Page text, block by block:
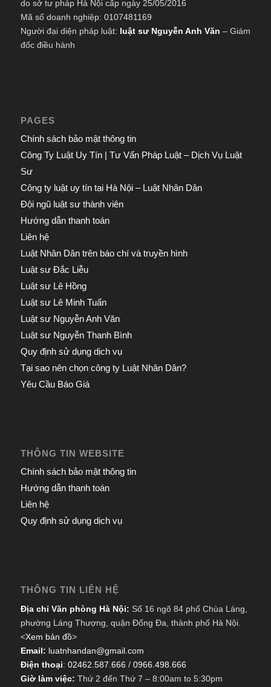
do sở tư pháp Hà Nội cấp ngày 25/05/2016
Mã số doanh nghiệp: 0107481169
Người đại diện pháp luật: luật sư Nguyễn Anh Văn – Giám
đốc điều hành
PAGES
Chính sách bảo mật thông tin
Công Ty Luật Uy Tín | Tư Vấn Pháp Luật – Dịch Vụ Luật
Sư
Công ty luật uy tín tại Hà Nội – Luật Nhân Dân
Đội ngũ luật sư thành viên
Hướng dẫn thanh toán
Liên hệ
Luật Nhân Dân trên báo chí và truyền hình
Luật sư Đắc Liễu
Luật sư Lê Hồng
Luật sư Lê Minh Tuấn
Luật sư Nguyễn Anh Văn
Luật sư Nguyễn Thanh Bình
Quy định sử dụng dịch vụ
Tại sao nên chọn công ty Luật Nhân Dân?
Yêu Cầu Báo Giá
THÔNG TIN WEBSITE
Chính sách bảo mật thông tin
Hướng dẫn thanh toán
Liên hệ
Quy định sử dụng dịch vụ
THÔNG TIN LIÊN HỆ
Địa chỉ Văn phòng Hà Nội: Số 16 ngõ 84 phố Chùa Láng,
phường Láng Thượng, quận Đống Đa, thành phố Hà Nội.
<Xem bản đồ>
Email: luatnhandan@gmail.com
Điện thoại: 02462.587.666 / 0966.498.666
Giờ làm việc: Thứ 2 đến Thứ 7 – 8:00am to 5:30pm